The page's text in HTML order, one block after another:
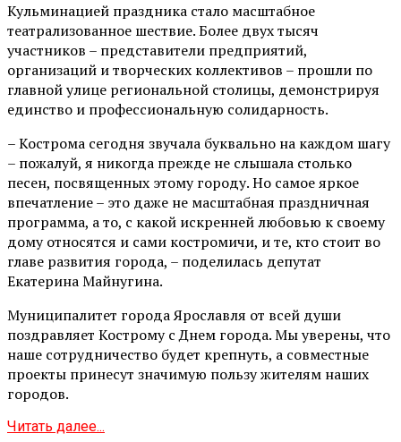
Кульминацией праздника стало масштабное
театрализованное шествие. Более двух тысяч
участников – представители предприятий,
организаций и творческих коллективов – прошли по
главной улице региональной столицы, демонстрируя
единство и профессиональную солидарность.
– Кострома сегодня звучала буквально на каждом шагу
– пожалуй, я никогда прежде не слышала столько
песен, посвященных этому городу. Но самое яркое
впечатление – это даже не масштабная праздничная
программа, а то, с какой искренней любовью к своему
дому относятся и сами костромичи, и те, кто стоит во
главе развития города, – поделилась депутат
Екатерина Майнугина.
Муниципалитет города Ярославля от всей души
поздравляет Кострому с Днем города. Мы уверены, что
наше сотрудничество будет крепнуть, а совместные
проекты принесут значимую пользу жителям наших
городов.
Читать далее...